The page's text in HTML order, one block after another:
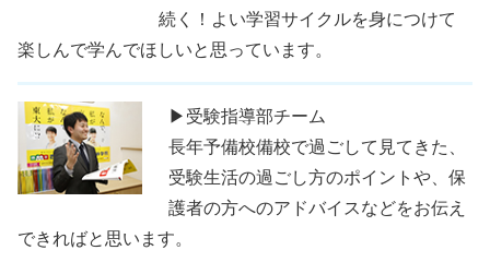
続く！よい学習サイクルを身につけて
楽しんで学んでほしいと思っています。
▶受験指導部チーム
長年予備校備校で過ごして見てきた、
受験生活の過ごし方のポイントや、保
護者の方へのアドバイスなどをお伝え
できればと思います。